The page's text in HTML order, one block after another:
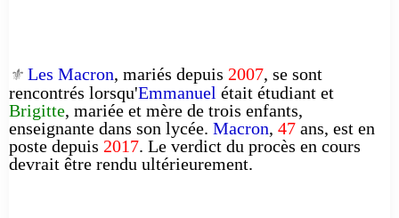
⚜️ Les Macron, mariés depuis 2007, se sont
rencontrés lorsqu'Emmanuel était étudiant et
Brigitte, mariée et mère de trois enfants,
enseignante dans son lycée. Macron, 47 ans, est en
poste depuis 2017. Le verdict du procès en cours
devrait être rendu ultérieurement.